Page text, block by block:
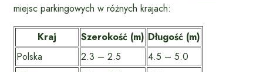
miejsc parkingowych w różnych krajach:
Kraj Szerokość (m) Długość (m)
Polska
2.3 – 2.5
4.5 – 5.0